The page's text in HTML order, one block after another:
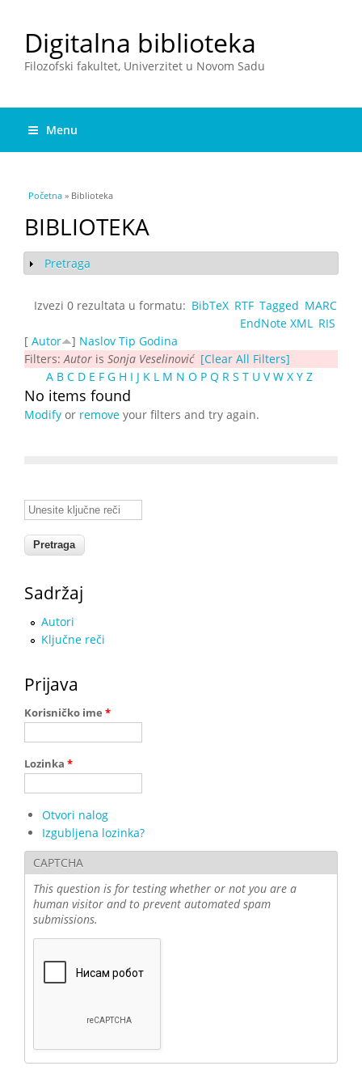
Digitalna biblioteka
Filozofski fakultet, Univerzitet u Novom Sadu
Menu
You are here
Početna » Biblioteka
BIBLIOTEKA
Show
Pretraga
Izvezi 0 rezultata u formatu: BibTeX RTF Tagged MARC
EndNote XML
RIS
[ Autor ] Naslov Tip Godina
Filters: Autor is Sonja Veselinović [Clear All Filters]
A B C D E F G H I J K L M N O P Q R S T U V W X Y Z
No items found
Modify or remove your filters and try again.
Unesite ključne reči
Sadržaj
Autori
Ključne reči
Prijava
Korisničko ime *
Lozinka *
Otvori nalog
Izgubljena lozinka?
CAPTCHA
This question is for testing whether or not you are a
human visitor and to prevent automated spam
submissions.